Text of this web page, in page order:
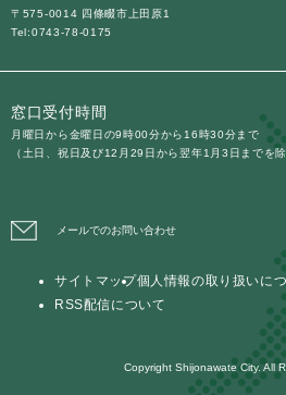
〒575-0014 四條畷市上田原1
Tel:0743-78-0175
窓口受付時間
月曜日から金曜日の9時00分から16時30分まで
（土日、祝日及び12月29日から翌年1月3日までを
メールでのお問い合わせ
サイトマップ個人情報の取り扱いに
RSS配信について
Copyright Shijonawate City. All